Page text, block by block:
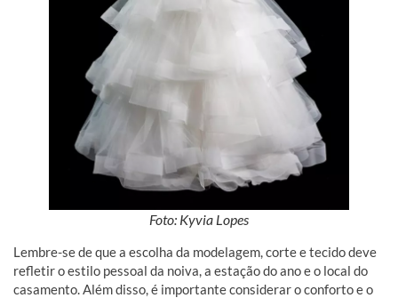
Foto: Kyvia Lopes
Lembre-se de que a escolha da modelagem, corte e tecido deve
refletir o estilo pessoal da noiva, a estação do ano e o local do
casamento. Além disso, é importante considerar o conforto e o